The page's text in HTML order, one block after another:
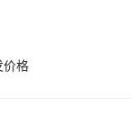
价格